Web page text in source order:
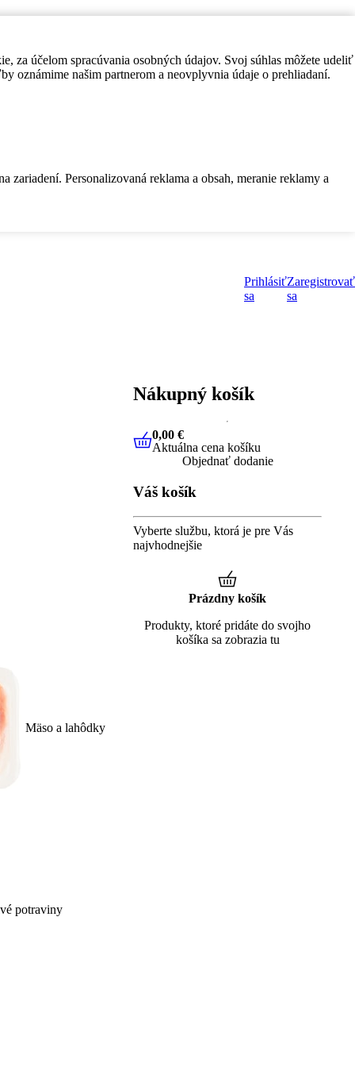
za účelom spracúvania osobných údajov. Svoj súhlas môžete udeliť
oznámime našim partnerom a neovplyvnia údaje o prehliadaní.
Personalizovaná reklama a obsah, meranie reklamy a
Prihlásiť
sa
Zaregistrovať
sa
Mäso a lahôdky
potraviny
Nákupný košík
0,00 €Aktuálna cena košíku
0,00 €
Aktuálna cena košíku
Objednať dodanie
Váš košík
Vyberte službu, ktorá je pre Vás
najvhodnejšie
Prázdny košík
Produkty, ktoré pridáte do svojho
košíka sa zobrazia tu